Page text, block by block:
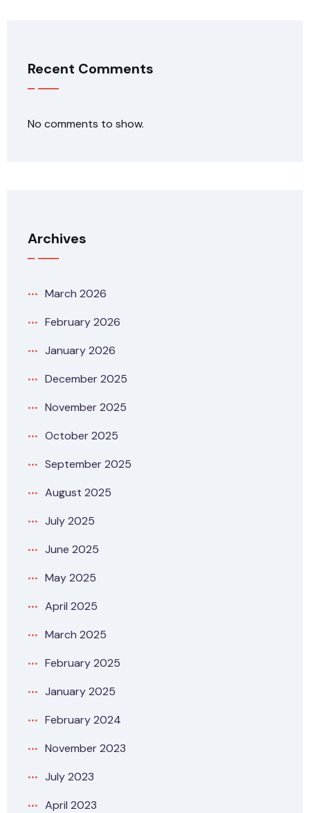
Recent Comments
No comments to show.
Archives
March 2026
February 2026
January 2026
December 2025
November 2025
October 2025
September 2025
August 2025
July 2025
June 2025
May 2025
April 2025
March 2025
February 2025
January 2025
February 2024
November 2023
July 2023
April 2023